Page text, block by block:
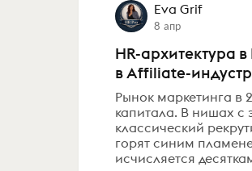
Eva Grif
8 апр
HR-архитектура
в Affiliate-
Рынок маркетинга в
капитала. В нишах с
классический
горят синим
исчисляется